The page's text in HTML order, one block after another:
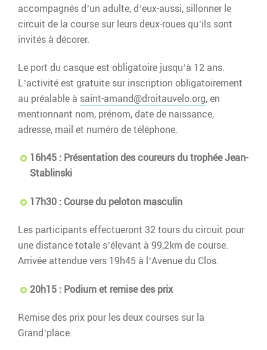
accompagnés d’un adulte, d’eux-aussi, sillonner le
circuit de la course sur leurs deux-roues qu’ils sont
invités à décorer.
Le port du casque est obligatoire jusqu’à 12 ans.
L’activité est gratuite sur inscription obligatoirement
au préalable à saint-amand@droitauvelo.org, en
mentionnant nom, prénom, date de naissance,
adresse, mail et numéro de téléphone.
16h45 : Présentation des coureurs du trophée Jean-
Stablinski
17h30 : Course du peloton masculin
Les participants effectueront 32 tours du circuit pour
une distance totale s’élevant à 99,2km de course.
Arrivée attendue vers 19h45 à l’Avenue du Clos.
20h15 : Podium et remise des prix
Remise des prix pour les deux courses sur la
Grand’place.